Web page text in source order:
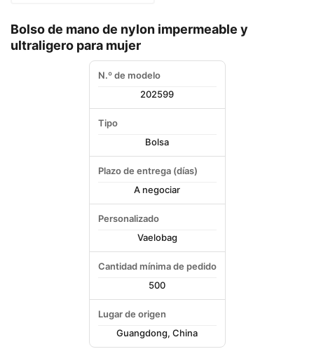
Bolso de mano de nylon impermeable y
ultraligero para mujer
N.º de modelo
202599
Tipo
Bolsa
Plazo de entrega (días)
A negociar
Personalizado
Vaelobag
Cantidad mínima de pedido
500
Lugar de origen
Guangdong, China